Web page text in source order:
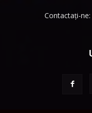
Contactați-ne: